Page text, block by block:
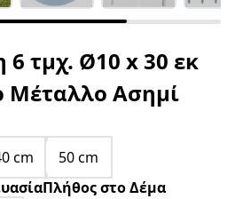
6 τμχ. Ø10 x 30 εκ
Μέταλλο Ασημί
cm
50 cm
στο Δέμα